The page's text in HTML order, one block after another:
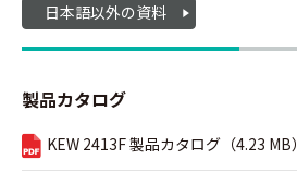
日本語以外の資料
製品カタログ
KEW 2413F 製品カタログ（4.23 MB）